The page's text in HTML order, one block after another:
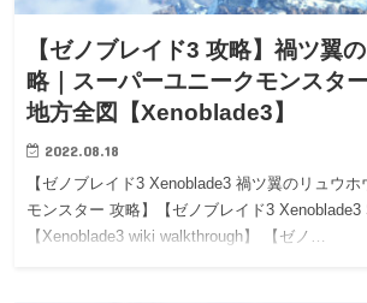
【ゼノブレイド3 攻略】禍ツ翼
略｜スーパーユニークモンスタ
地方全図【Xenoblade3】
2022.08.18
【ゼノブレイド3 Xenoblade3 禍ツ翼のリュウ
モンスター 攻略】【ゼノブレイド3 Xenoblade3
【Xenoblade3 wiki walkthrough】 【ゼノ…